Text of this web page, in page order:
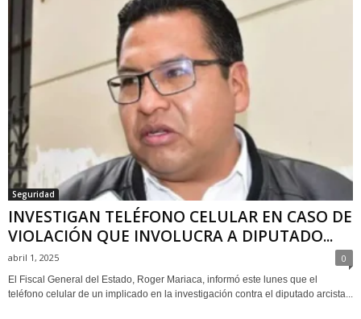
Seguridad
INVESTIGAN TELÉFONO CELULAR EN CASO DE
VIOLACIÓN QUE INVOLUCRA A DIPUTADO...
abril 1, 2025 0
El Fiscal General del Estado, Roger Mariaca, informó este lunes que el
teléfono celular de un implicado en la investigación contra el diputado arcista...